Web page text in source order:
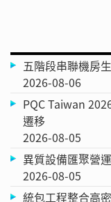
五階段串聯機房
2026-08-06
PQC Taiwan
遷移
2026-08-05
異質設備匯聚營
2026-08-05
統包工程整合高